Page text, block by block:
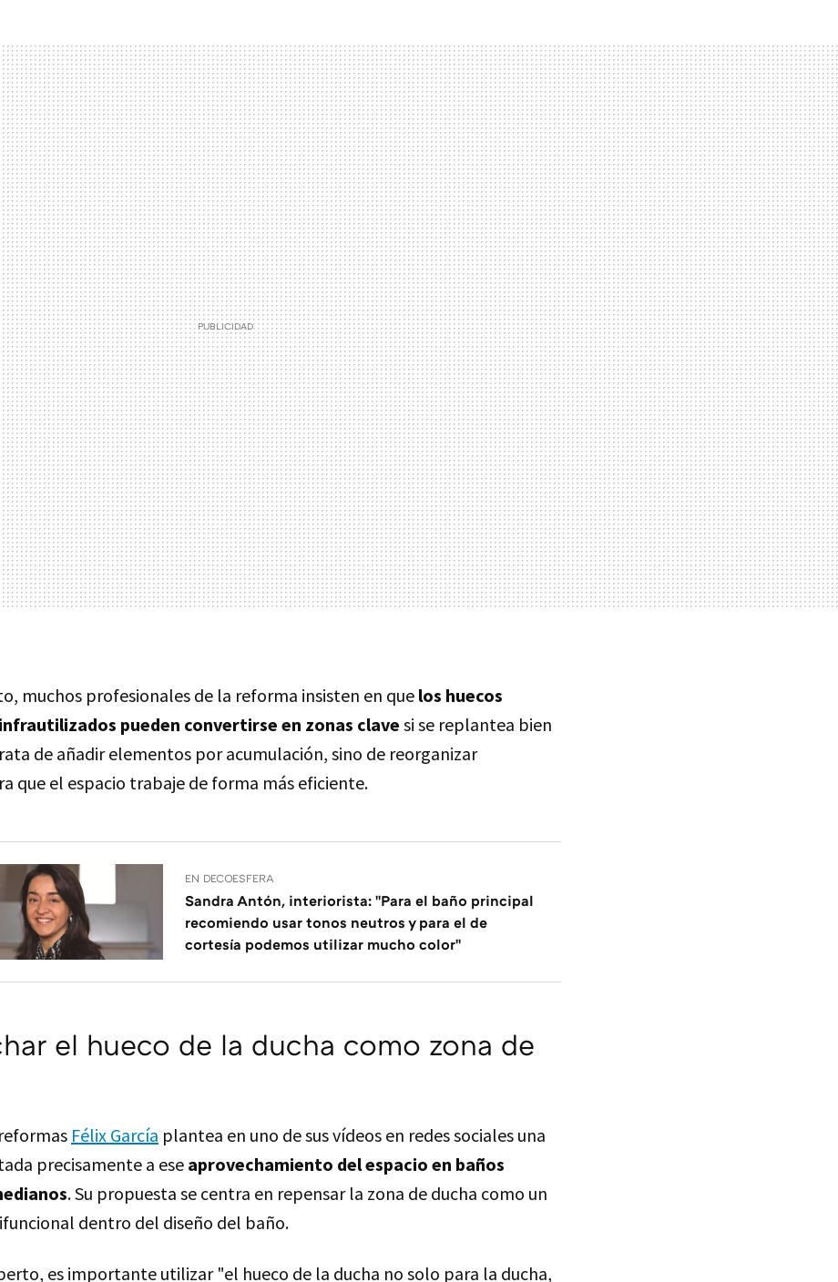
muchos profesionales de la reforma insisten en que los huecos
pueden convertirse en zonas clave si se replantea bien
de añadir elementos por acumulación, sino de reorganizar
que el espacio trabaje de forma más eficiente.
EN DECOESFERA
Sandra Antón, interiorista: "Para el baño principal
recomiendo usar tonos neutros y para el de
cortesía podemos utilizar mucho color"
el hueco de la ducha como zona de
Félix García plantea en uno de sus vídeos en redes sociales una
precisamente a ese aprovechamiento del espacio en baños
. Su propuesta se centra en repensar la zona de ducha como un
dentro del diseño del baño.
es importante utilizar "el hueco de la ducha no solo para la ducha,